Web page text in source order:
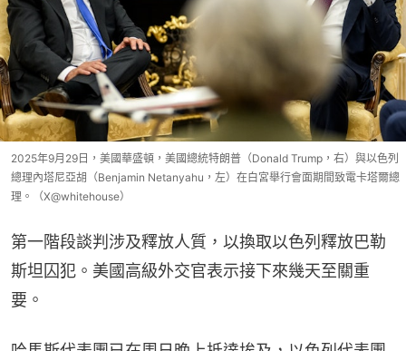
2025年9月29日，美國華盛頓，美國總統特朗普（Donald Trump，右）與以色列
總理內塔尼亞胡（Benjamin Netanyahu，左）在白宮舉行會面期間致電卡塔爾總
理。（X@whitehouse）
第一階段談判涉及釋放人質，以換取以色列釋放巴勒
斯坦囚犯。美國高級外交官表示接下來幾天至關重
要。